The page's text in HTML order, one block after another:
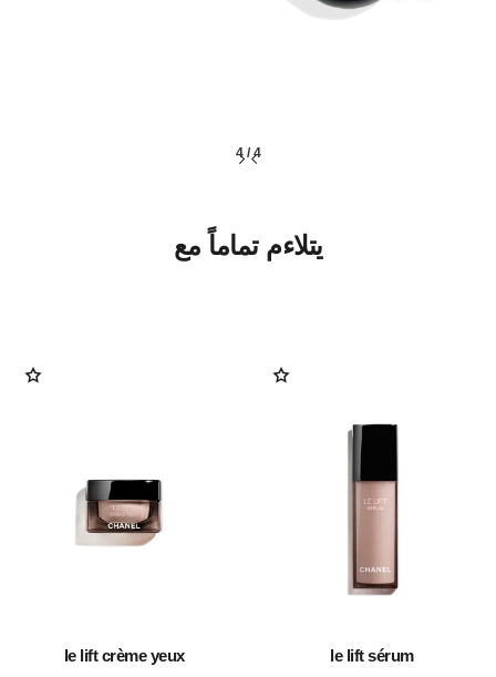
4
/
4
يتلاءم تماماً مع
le lift sérum
le lift crème yeux